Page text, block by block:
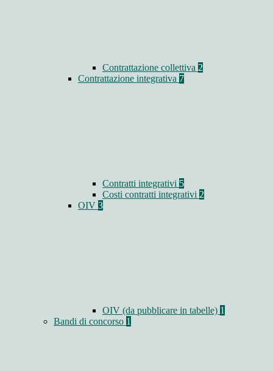
Contrattazione collettiva 2
Contrattazione integrativa 7
Contratti integrativi 5
Costi contratti integrativi 2
OIV 3
OIV (da pubblicare in tabelle) 1
Bandi di concorso 1